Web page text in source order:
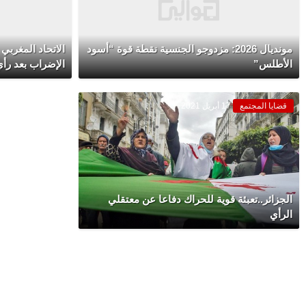
مونديال 2026: مزدوجو الجنسية نقطة قوة “أسود
الأطلس”
الاتحاد
الإضراب بعد
قضايا المجتمع 17 أبريل 2021
الجزائر..تعبئة قوية للحراك دفاعا عن معتقلي
الرأي